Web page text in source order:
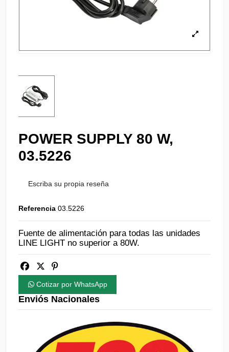
POWER SUPPLY 80 W,
03.5226
Escriba su propia reseña
Referencia 03.5226
Fuente de alimentación para todas las unidades
LINE LIGHT no superior a 80W.
Cotizar por WhatsApp
Enviós Nacionales